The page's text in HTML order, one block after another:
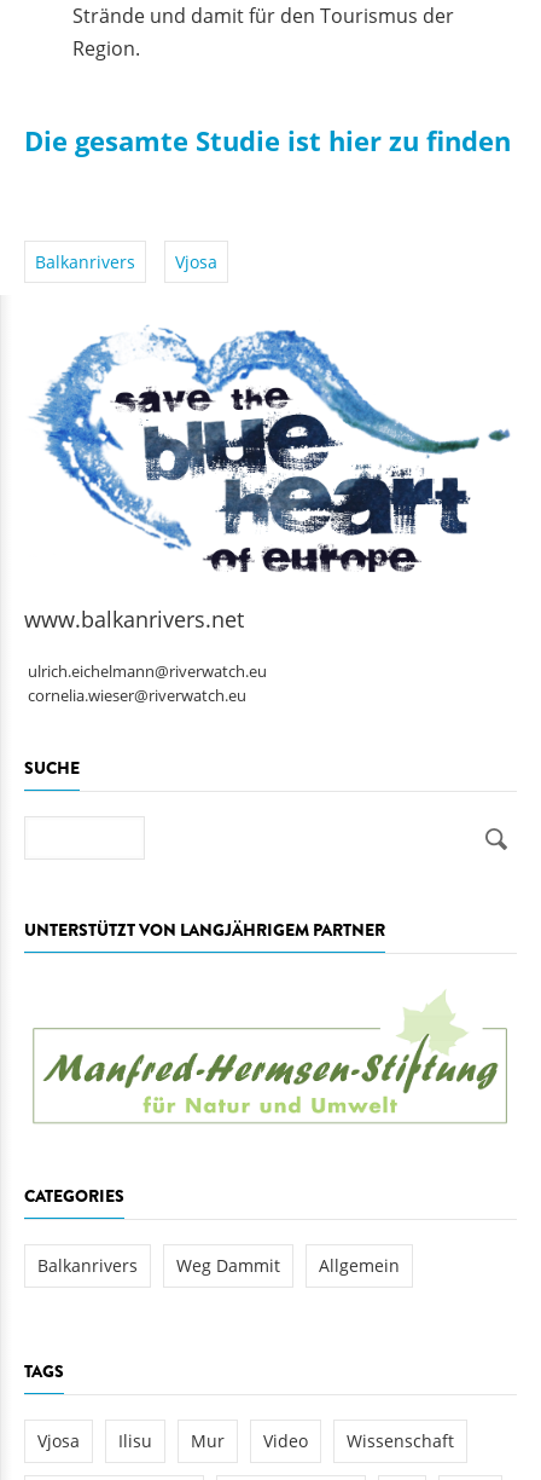
Strände und damit für den Tourismus der
Region.
Die gesamte Studie ist hier zu finden
Balkanrivers Vjosa
www.balkanrivers.net
ulrich.eichelmann@riverwatch.eu
cornelia.wieser@riverwatch.eu
SUCHE
UNTERSTÜTZT VON LANGJÄHRIGEM PARTNER
CATEGORIES
Balkanrivers Weg Dammit Allgemein
TAGS
Vjosa Ilisu Mur Video Wissenschaft